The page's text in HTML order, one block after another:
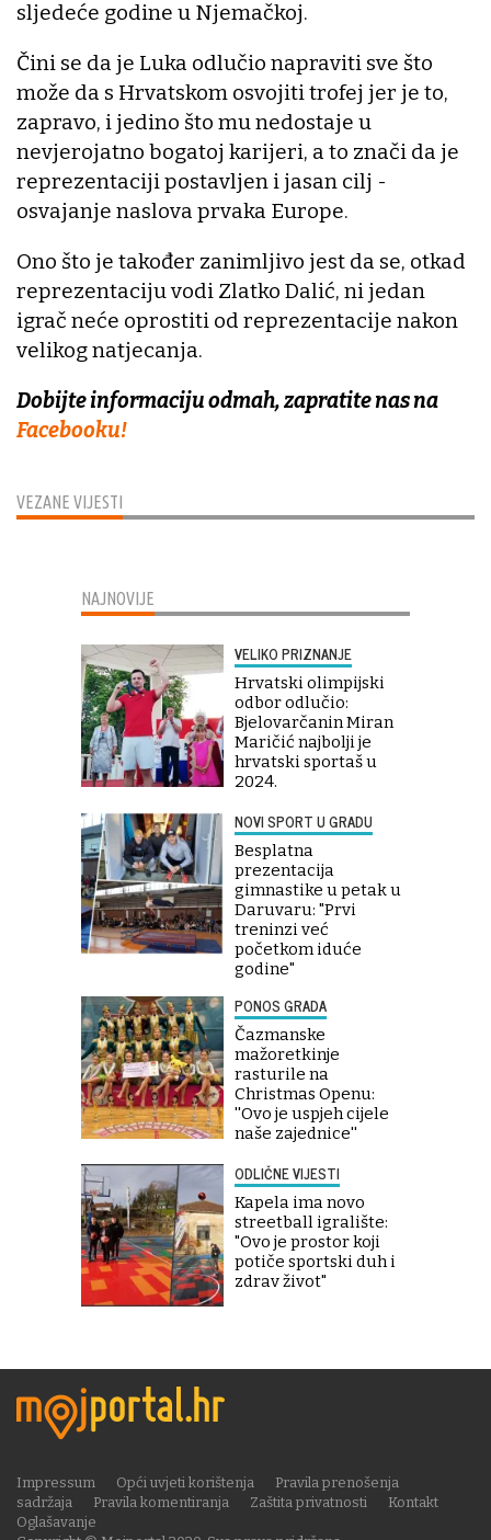
VEZANE VIJESTI
sljedeće godine u Njemačkoj.
Čini se da je Luka odlučio napraviti sve što
može da s Hrvatskom osvojiti trofej jer je to,
zapravo, i jedino što mu nedostaje u
nevjerojatno bogatoj karijeri, a to znači da je
reprezentaciji postavljen i jasan cilj -
osvajanje naslova prvaka Europe.
Ono što je također zanimljivo jest da se, otkad
reprezentaciju vodi Zlatko Dalić, ni jedan
igrač neće oprostiti od reprezentacije nakon
velikog natjecanja.
Dobijte informaciju odmah, zapratite nas na
Facebooku!
NAJNOVIJE
VELIKO PRIZNANJE
Hrvatski olimpijski
odbor odlučio:
Bjelovarčanin Miran
Maričić najbolji je
hrvatski sportaš u
2024.
NOVI SPORT U GRADU
Besplatna
prezentacija
gimnastike u petak u
Daruvaru: "Prvi
treninzi već
početkom iduće
godine"
PONOS GRADA
Čazmanske
mažoretkinje
rasturile na
Christmas Openu:
''Ovo je uspjeh cijele
naše zajednice''
ODLIČNE VIJESTI
Kapela ima novo
streetball igralište:
"Ovo je prostor koji
potiče sportski duh i
zdrav život"
Impressum Opći uvjeti korištenja
Pravila prenošenja
sadržaja
Pravila komentiranja Zaštita privatnosti
Kontakt
Oglašavanje